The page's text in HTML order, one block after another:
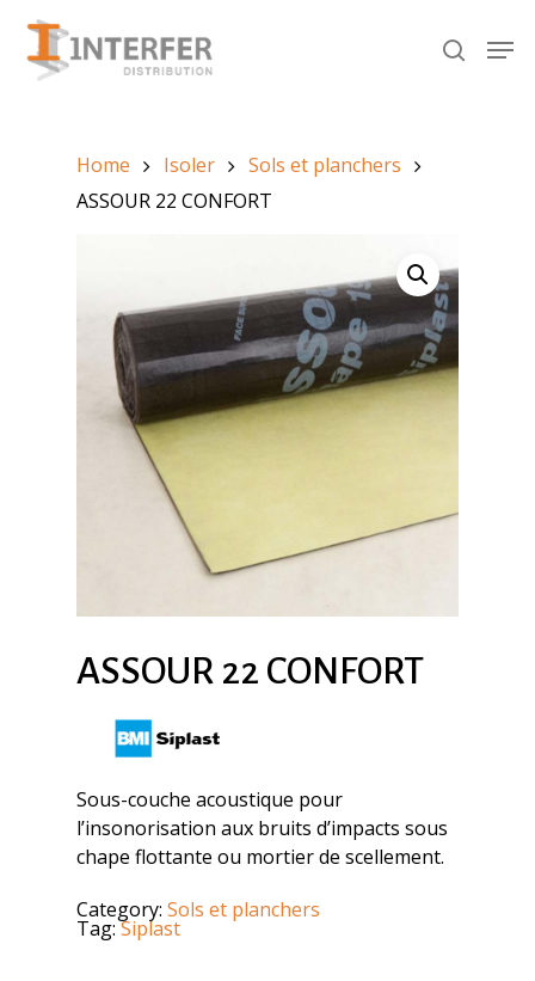
Recherche
Home Isoler
Sols et planchers
ASSOUR 22 CONFORT
ASSOUR 22 CONFORT
Sous-couche acoustique pour
l’insonorisation aux bruits d’impacts sous
chape flottante ou mortier de scellement.
Category: Sols et planchers
Tag:Siplast